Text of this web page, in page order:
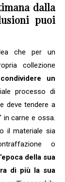
dalla
puoi
che per un
collezione
un
processo di
deve tendere a
in carne e ossa.
il materiale sia
o
della sua
di più la sua